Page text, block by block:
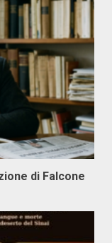
di Falcone